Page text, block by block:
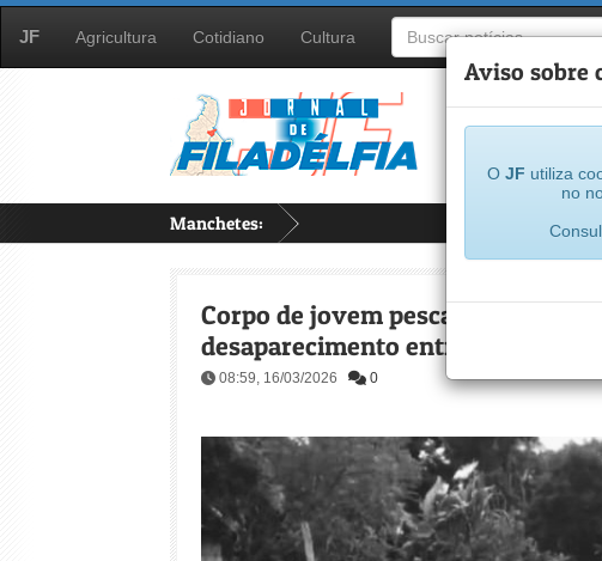
JF Agricultura Cotidiano Cultura
Manchetes:
Aviso sobre
O JF utiliza
no
Corpo de jovem pescador é
desaparecimento entre
08:59, 16/03/2026 0